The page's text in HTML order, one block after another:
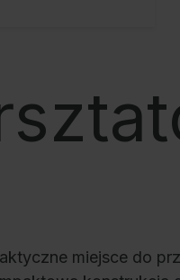
miejsce do